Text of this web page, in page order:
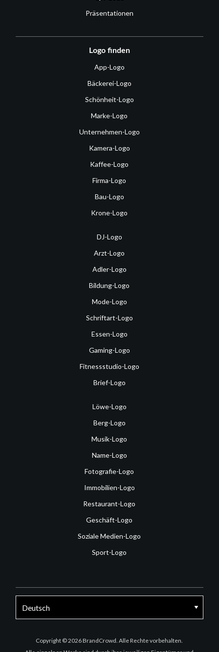
Präsentationen
Logo finden
App-Logo
Bäckerei-Logo
Schönheit-Logo
Marke-Logo
Unternehmen-Logo
Kamera-Logo
Kaffee-Logo
Firma-Logo
Bau-Logo
Krone-Logo
DJ-Logo
Arzt-Logo
Adler-Logo
Bildung-Logo
Mode-Logo
Schriftart-Logo
Essen-Logo
Gaming-Logo
Fitnessstudio-Logo
Brief-Logo
Löwe-Logo
Berg-Logo
Musik-Logo
Name-Logo
Fotografie-Logo
Immobilien-Logo
Restaurant-Logo
Geschäft-Logo
Soziale Medien-Logo
Sport-Logo
Copyright © 2026 BrandCrowd. Alle Rechte vorbehalten.